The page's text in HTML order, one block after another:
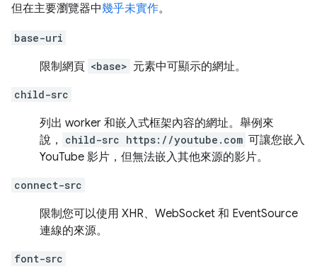
但在主要瀏覽器中幾乎未實作。
base-uri
限制網頁 <base> 元素中可顯示的網址。
child-src
列出 worker 和嵌入式框架內容的網址。舉例來
說，
child-src https://youtube.com 可讓您嵌入
YouTube 影片，但無法嵌入其他來源的影片。
connect-src
限制您可以使用 XHR、WebSocket 和 EventSource
連線的來源。
font-src